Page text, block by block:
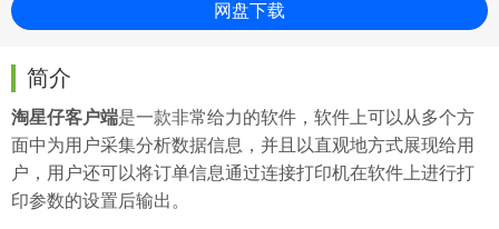
网盘下载
简介
淘星仔客户端是一款非常给力的软件，软件上可以从多个方
面中为用户采集分析数据信息，并且以直观地方式展现给用
户，用户还可以将订单信息通过连接打印机在软件上进行打
印参数的设置后输出。